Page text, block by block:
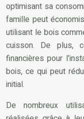
optimisant sa
famille peut
utilisant le bois
cuisson. De plus,
financières pour
bois, ce qui peut
initial.
De nombreux